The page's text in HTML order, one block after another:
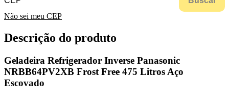
Não sei meu CEP
Descrição do produto
Geladeira Refrigerador Inverse Panasonic
NRBB64PV2XB Frost Free 475 Litros Aço
Escovado